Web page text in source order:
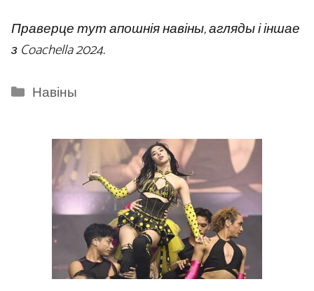
Праверце тут апошнія навіны, агляды і іншае
з Coachella 2024.
Categories
Навіны